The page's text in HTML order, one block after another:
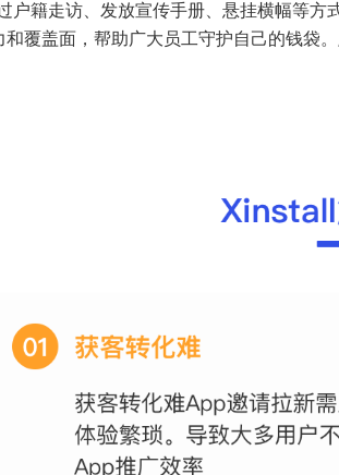
户籍走访、发放宣传手册、悬挂横幅等
和覆盖面，帮助广大员工守护自己的钱袋